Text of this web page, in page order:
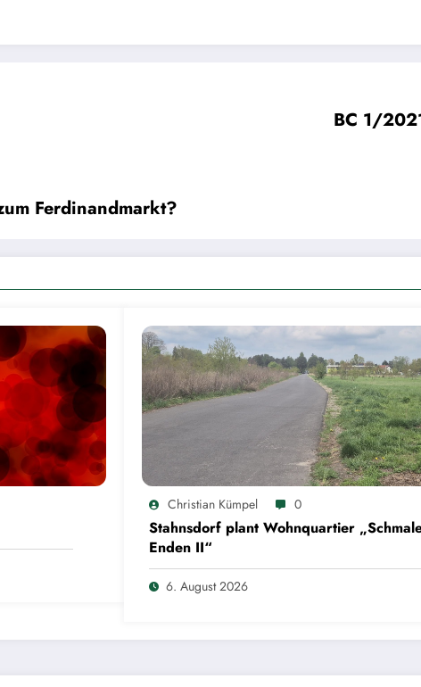
BC 1/
Ferdinandmarkt?
Christian Kümpel 0
Stahnsdorf plant Wohnquartier
Enden II“
6. August 2026